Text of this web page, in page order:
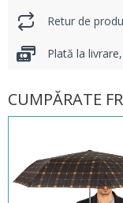
Retur de
Plată la
CUMPĂRATE